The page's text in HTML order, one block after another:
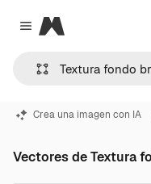
Close menu
Magnific
Crea una imagen con IA
Vectores de Textura